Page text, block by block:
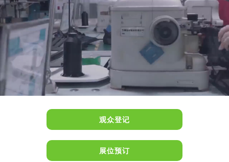
观众登记
展位预订